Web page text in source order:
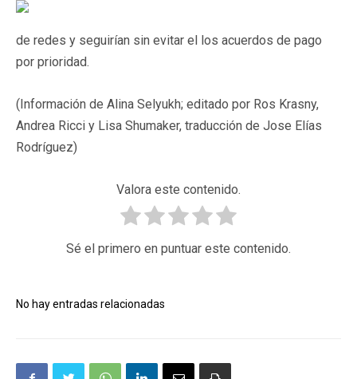
de redes y seguirían sin evitar el los acuerdos de pago
por prioridad.
(Información de Alina Selyukh; editado por Ros Krasny,
Andrea Ricci y Lisa Shumaker, traducción de Jose Elías
Rodríguez)
Valora este contenido.
Sé el primero en puntuar este contenido.
No hay entradas relacionadas